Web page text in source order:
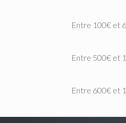
Entre 100€ et
Entre 500€ et
Entre 600€ et